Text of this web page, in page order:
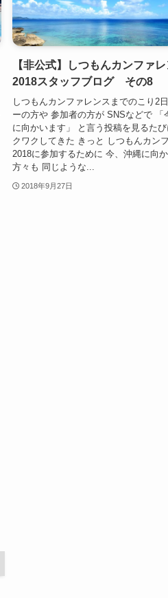
【非公式】しつもんカンファ
2018スタッフブログ その8
しつもんカンファレンスまでのこり2
ーの方や 参加者の方が SNSなどで 「
に向かいます」 と言う投稿を見るた
クワクしてきた きっと しつもんカン
2018に参加するために 今、沖縄に向
方々も 同じような...
2018年9月27日